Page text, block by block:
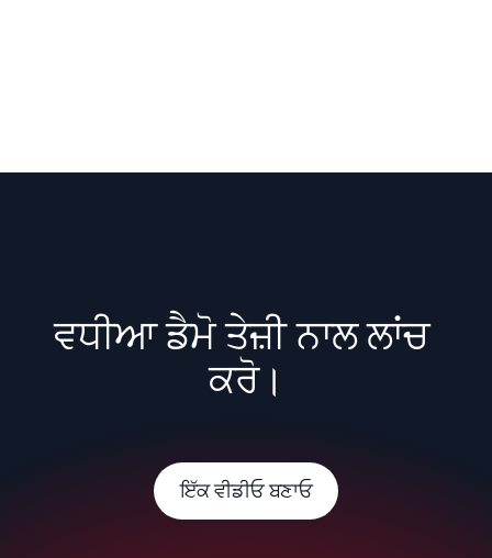
ਵਧੀਆ ਡੈਮੋ ਤੇਜ਼ੀ ਨਾਲ ਲਾਂਚ
ਕਰੋ।
ਇੱਕ ਵੀਡੀਓ ਬਣਾਓ